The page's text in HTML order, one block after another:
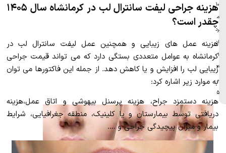
۱۰
م
رد
اد
۱
۴
۰
۵
هزینه جراحی لیفت سانترال لب در کرمانشاه سال ۱۴۰۵
چقدر است؟
هزینه عمل های زیبایی و همچنین عمل لیفت سانترال لب در
کرمانشاه به عوامل متعددی بستگی دارد که می تواند قیمت جراحی
زیبایی لب را افزایش و یا کاهش دهد. از جمله این فاکتورها می توان
به موارد زیر اشاره کرد:
هزینه دستمزد جراح، هزینه پرسنل بیهوشی و اتاق عمل،هزینه
دریافتی توسط بیمارستان و یا کلینیک، منطقه جغرافیایی، شرایط
بیمار و میزان پیچیدگی جراحی و ….